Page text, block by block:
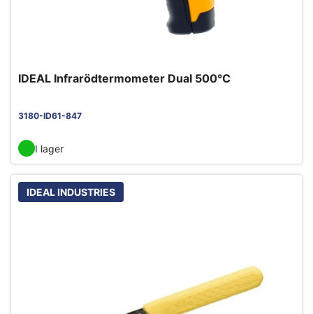
IDEAL Infrarödtermometer Dual 500°C
3180-ID61-847
I lager
IDEAL INDUSTRIES